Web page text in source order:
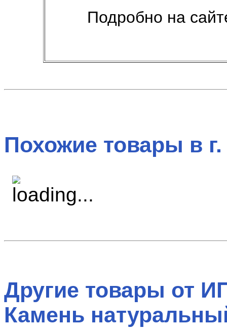
Подробно на
Похожие товары в
Другие товары от
Камень